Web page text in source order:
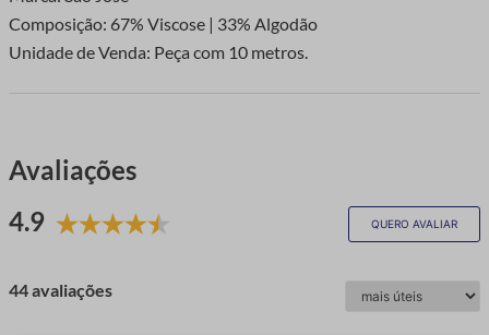
Composição: 67% Viscose | 33% Algodão
Unidade de Venda: Peça com 10 metros.
Avaliações
4.9
QUERO AVALIAR
44 avaliações